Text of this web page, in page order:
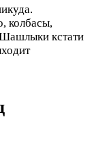
колбасы,
кстати